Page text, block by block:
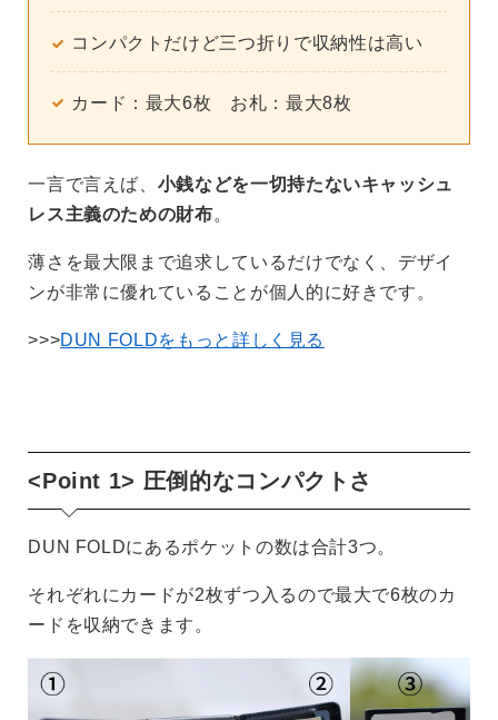
コンパクトだけど三つ折りで収納性は高い
カード：最大6枚 お札：最大8枚
一言で言えば、 小銭などを一切持たないキャッシュ
レス主義のための財布。
薄さを最大限まで追求しているだけでなく、デザイ
ンが非常に優れていることが個人的に好きです。
>>>DUN FOLDをもっと詳しく見る
<Point 1> 圧倒的なコンパクトさ
DUN FOLDにあるポケットの数は合計3つ。
それぞれにカードが2枚ずつ入るので最大で6枚のカ
ードを収納できます。